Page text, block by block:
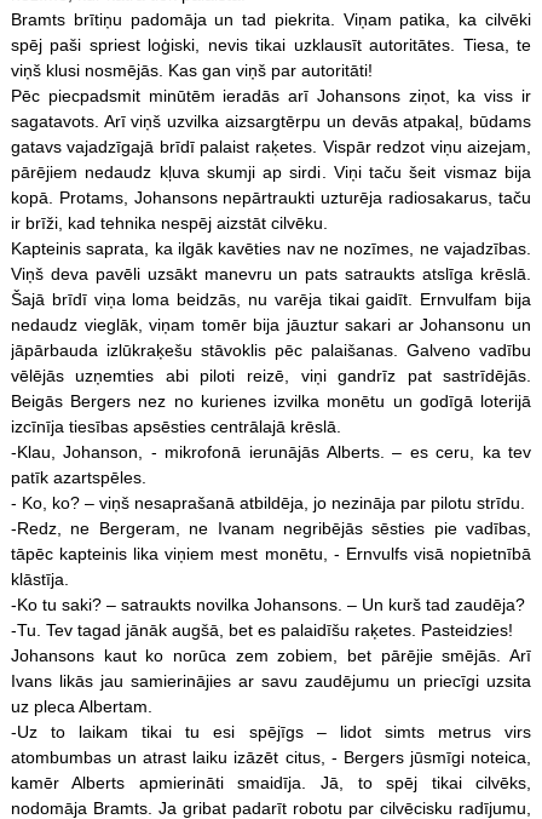
Bramts brītiņu padomāja un tad piekrita. Viņam patika, ka cilvēki
spēj paši spriest loģiski, nevis tikai uzklausīt autoritātes. Tiesa, te
viņš klusi nosmējās. Kas gan viņš par autoritāti!
Pēc piecpadsmit minūtēm ieradās arī Johansons ziņot, ka viss ir
sagatavots. Arī viņš uzvilka aizsargtērpu un devās atpakaļ, būdams
gatavs vajadzīgajā brīdī palaist raķetes. Vispār redzot viņu aizejam,
pārējiem nedaudz kļuva skumji ap sirdi. Viņi taču šeit vismaz bija
kopā. Protams, Johansons nepārtraukti uzturēja radiosakarus, taču
ir brīži, kad tehnika nespēj aizstāt cilvēku.
Kapteinis saprata, ka ilgāk kavēties nav ne nozīmes, ne vajadzības.
Viņš deva pavēli uzsākt manevru un pats satraukts atslīga krēslā.
Šajā brīdī viņa loma beidzās, nu varēja tikai gaidīt. Ernvulfam bija
nedaudz vieglāk, viņam tomēr bija jāuztur sakari ar Johansonu un
jāpārbauda izlūkraķešu stāvoklis pēc palaišanas. Galveno vadību
vēlējās uzņemties abi piloti reizē, viņi gandrīz pat sastrīdējās.
Beigās Bergers nez no kurienes izvilka monētu un godīgā loterijā
izcīnīja tiesības apsēsties centrālajā krēslā.
-Klau, Johanson, - mikrofonā ierunājās Alberts. – es ceru, ka tev
patīk azartspēles.
- Ko, ko? – viņš nesaprašanā atbildēja, jo nezināja par pilotu strīdu.
-Redz, ne Bergeram, ne Ivanam negribējās sēsties pie vadības,
tāpēc kapteinis lika viņiem mest monētu, - Ernvulfs visā nopietnībā
klāstīja.
-Ko tu saki? – satraukts novilka Johansons. – Un kurš tad zaudēja?
-Tu. Tev tagad jānāk augšā, bet es palaidīšu raķetes. Pasteidzies!
Johansons kaut ko norūca zem zobiem, bet pārējie smējās. Arī
Ivans likās jau samierinājies ar savu zaudējumu un priecīgi uzsita
uz pleca Albertam.
-Uz to laikam tikai tu esi spējīgs – lidot simts metrus virs
atombumbas un atrast laiku izāzēt citus, - Bergers jūsmīgi noteica,
kamēr Alberts apmierināti smaidīja. Jā, to spēj tikai cilvēks,
nodomāja Bramts. Ja gribat padarīt robotu par cilvēcisku radījumu,